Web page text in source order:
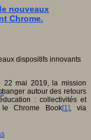
nouveaux
Chrome.
22 mai 2019, la mission
autour des retours
: collectivités et
le Chrome Book[1], via